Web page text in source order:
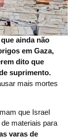
ainda não
em Gaza,
dito que
suprimento.
mais mortes
que Israel
materiais para
varas de